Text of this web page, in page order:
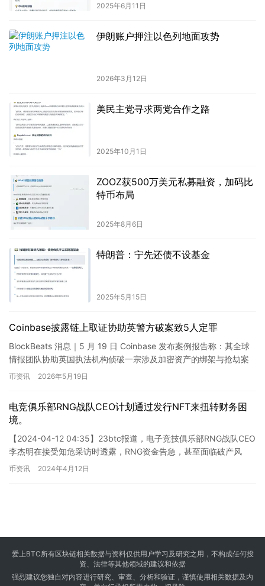
2025年6月11日
伊朗账户押注以色列地面攻势
2026年3月12日
美民主党寻求两党合作之路
2025年10月1日
ZOOZ获500万美元私募融资，加码比
特币布局
2025年8月6日
特朗普：宁先还债不设基金
2025年5月15日
Coinbase披露链上取证协助英警方破案致5人定罪
BlockBeats 消息｜5 月 19 日 Coinbase 发布案例报告称：其全球
情报团队协助英国执法机构侦破一宗涉及加密资产的绑架与抢劫案
件。通过链上分析追踪资金流向，最终推…
币资讯 2026年5月19日
电竞俱乐部RNG战队CEO计划通过发行NFT来扭转财务困
境。
【2024-04-12 04:35】23btc报道，电子竞技俱乐部RNG战队CEO
李杰明在接受知危采访时透露，RNG资金告急，甚至面临破产风
险。李杰明表示：“我们计划通过发行卡牌、…
币资讯 2024年4月12日
爱上BTC所有区块链相关数据与资料仅供用户学习及研究之用，不构成任何投
资、法律等其他领域的建议和依据
强烈建议您独自对内容进行研究、审查、分析和验证，谨慎使用相关数据及内